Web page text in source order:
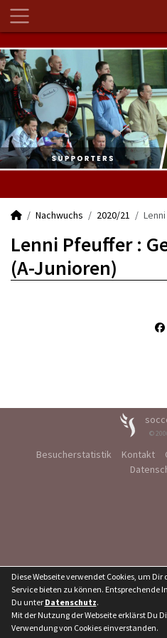
Nachwuchs 2020/21
Lenni Pfeuffer :
(A-Junioren)
©
Besucherstatistik Kontakt
Diese Webseite verwendet Cookies, um
Service bieten zu können. Entsprechende
Du unter Datenschutz.
Mit der Nutzung der Webseite erklärst Du
Verwendung von Cookies einverstanden.